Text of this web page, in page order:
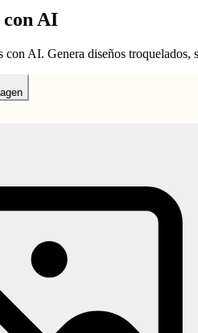
con AI
con AI. Genera diseños